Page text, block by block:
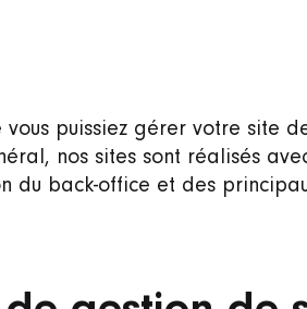
puissiez gérer votre site
nos sites sont réalisés
du back-office et des